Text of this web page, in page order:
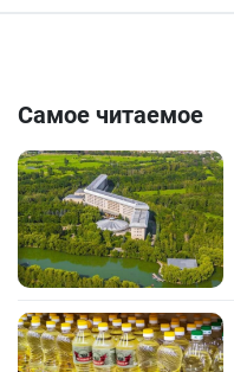
Самое читаемое